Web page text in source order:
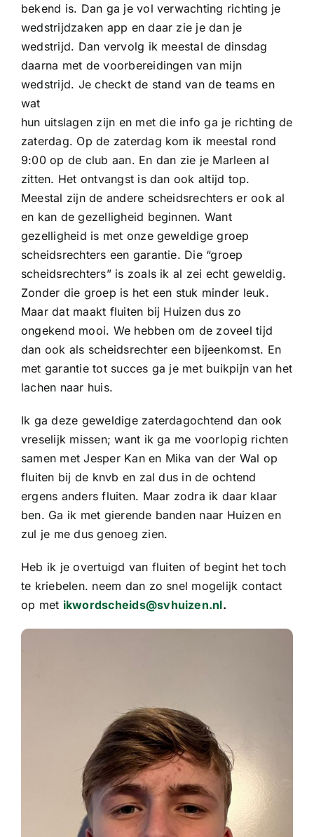
bekend is. Dan ga je vol verwachting richting je
wedstrijdzaken app en daar zie je dan je
wedstrijd. Dan vervolg ik meestal de dinsdag
daarna met de voorbereidingen van mijn
wedstrijd. Je checkt de stand van de teams en
wat
hun uitslagen zijn en met die info ga je richting de
zaterdag. Op de zaterdag kom ik meestal rond
9:00 op de club aan. En dan zie je Marleen al
zitten. Het ontvangst is dan ook altijd top.
Meestal zijn de andere scheidsrechters er ook al
en kan de gezelligheid beginnen. Want
gezelligheid is met onze geweldige groep
scheidsrechters een garantie. Die “groep
scheidsrechters” is zoals ik al zei echt geweldig.
Zonder die groep is het een stuk minder leuk.
Maar dat maakt fluiten bij Huizen dus zo
ongekend mooi. We hebben om de zoveel tijd
dan ook als scheidsrechter een bijeenkomst. En
met garantie tot succes ga je met buikpijn van het
lachen naar huis.
Ik ga deze geweldige zaterdagochtend dan ook
vreselijk missen; want ik ga me voorlopig richten
samen met Jesper Kan en Mika van der Wal op
fluiten bij de knvb en zal dus in de ochtend
ergens anders fluiten. Maar zodra ik daar klaar
ben. Ga ik met gierende banden naar Huizen en
zul je me dus genoeg zien.
Heb ik je overtuigd van fluiten of begint het toch
te kriebelen. neem dan zo snel mogelijk contact
op met ikwordscheids@svhuizen.nl.